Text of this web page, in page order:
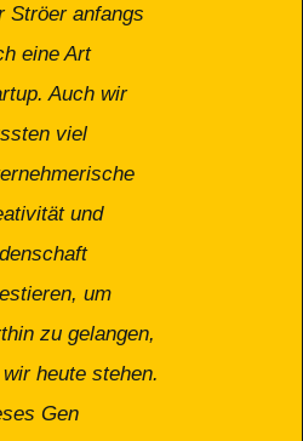
Ströer anfangs
eine Art
Auch wir
viel
und
um
zu gelangen,
heute stehen.
Gen